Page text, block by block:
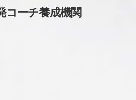
コーチ養成機関